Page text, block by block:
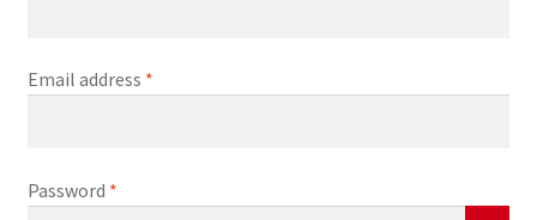
Email address *
Password *